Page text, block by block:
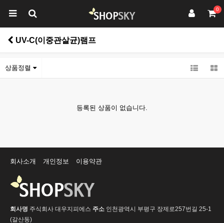
0
UV-C(이중관살균)램프
상품정렬
등록된 상품이 없습니다.
회사소개 개인정보 이용약관
회사명 주식회사 대우지피에스 주소 인천광역시 부평구 장제로257번길 25-1
(갈산동)